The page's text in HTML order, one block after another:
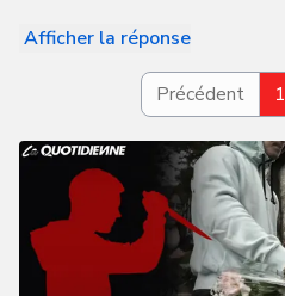
Afficher la réponse
Précédent 1